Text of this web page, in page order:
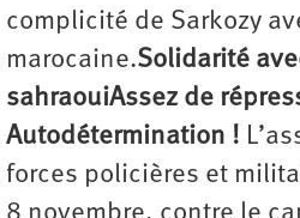
complicité de Sarkozy
marocaine.Solidarité
sahraouiAssez de
Autodétermination !
forces policières et